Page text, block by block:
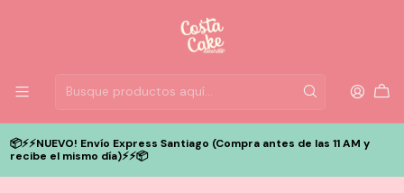
📦⚡️⚡️NUEVO! Envío Express Santiago (Compra antes de las 11 AM y
recibe el mismo día)⚡️⚡️📦